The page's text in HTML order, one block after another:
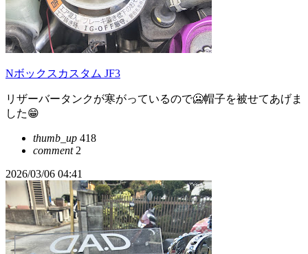
Nボックスカスタム JF3
リザーバータンクが寒がっているので🥶帽子を被せてあげま
した😁
thumb_up 418
comment2
2026/03/06 04:41